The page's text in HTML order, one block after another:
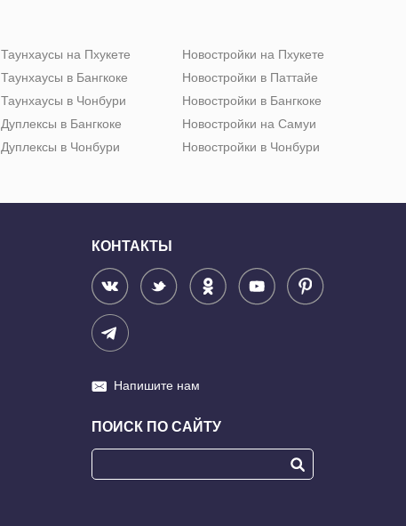
Таунхаусы на Пхукете
Таунхаусы в Бангкоке
Таунхаусы в Чонбури
Дуплексы в Бангкоке
Дуплексы в Чонбури
Новостройки на Пхукете
Новостройки в Паттайе
Новостройки в Бангкоке
Новостройки на Самуи
Новостройки в Чонбури
КОНТАКТЫ
Напишите нам
ПОИСК ПО САЙТУ